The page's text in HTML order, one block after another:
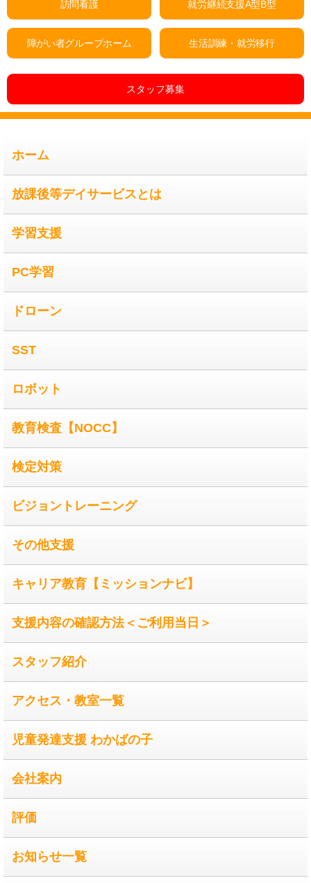
訪問看護 就労継続支援A型B型
障がい者グループホーム 生活訓練・就労移行
スタッフ募集
ホーム
放課後等デイサービスとは
学習支援
PC学習
ドローン
SST
ロボット
教育検査【NOCC】
検定対策
ビジョントレーニング
その他支援
キャリア教育【ミッションナビ】
支援内容の確認方法＜ご利用当日＞
スタッフ紹介
アクセス・教室一覧
児童発達支援 わかばの子
会社案内
評価
お知らせ一覧